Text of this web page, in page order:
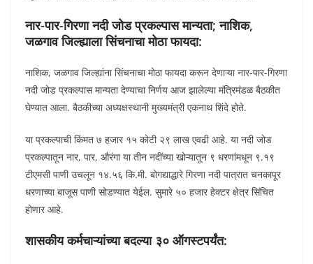
नार-पार-गिरणा नदी जोड प्रकल्पास मान्यता; नाशिक,
जळगाव जिल्ह्याला सिंचनाचा मोठा फायदा:
नाशिक, जळगाव जिल्ह्यांना सिंचनाचा मोठा फायदा करून देणाऱ्या नार-पार-गिरणा
नदी जोड प्रकल्पास मान्यता देण्याचा निर्णय आज झालेल्या मंत्रिमंडळ बैठकीत
घेण्यात आला. बैठकीच्या अध्यक्षस्थानी मुख्यमंत्री एकनाथ शिंदे होते.
या प्रकल्पाची किंमत ७ हजार १५ कोटी २९ लाख एवढी आहे. या नदी जोड
प्रकल्पातून नार, पार, औरंगा या तीन नदींच्या खोऱ्यातून ९ धरणांमधून ९.१९
टीएमसी पाणी उचलून १४.५६ कि.मी. बोगद्याद्धारे गिरणा नदी पात्रात चनकापूर
धरणाच्या बाजूस पाणी सोडण्यात येईल. सुमारे ५० हजार हेक्टर क्षेत्र सिंचित
होणार आहे.
शासकीय कर्मचाऱ्यांच्या बदल्या ३० ऑगस्टपर्यंत: